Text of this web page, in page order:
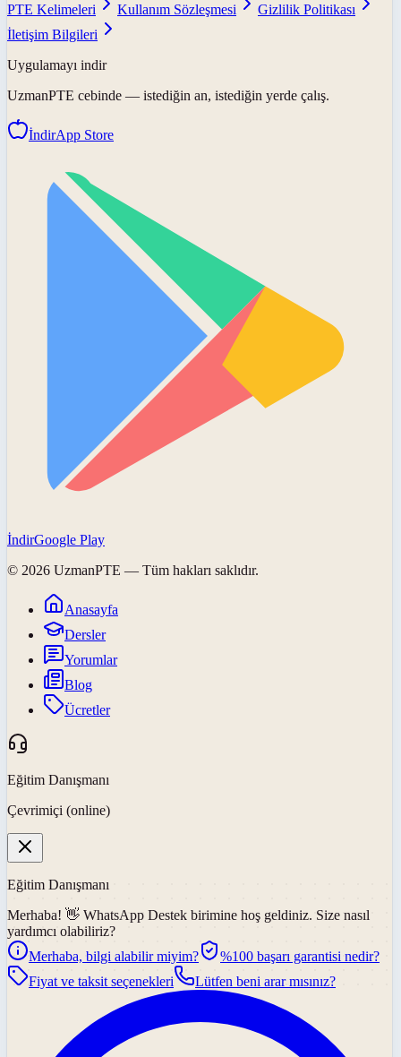
PTE Kelimeleri
Kullanım Sözleşmesi
Gizlilik Politikası
İletişim Bilgileri
Uygulamayı indir
UzmanPTE cebinde — istediğin an, istediğin yerde çalış.
İndirApp Store
İndirGoogle Play
© 2026 UzmanPTE — Tüm hakları saklıdır.
Anasayfa
Dersler
Yorumlar
Blog
Ücretler
Eğitim Danışmanı
Çevrimiçi (online)
Eğitim Danışmanı
Merhaba! 👋 WhatsApp Destek birimine hoş geldiniz. Size nasıl
yardımcı olabiliriz?
Merhaba, bilgi alabilir miyim?
%100 başarı garantisi nedir?
Fiyat ve taksit seçenekleri
Lütfen beni arar mısınız?